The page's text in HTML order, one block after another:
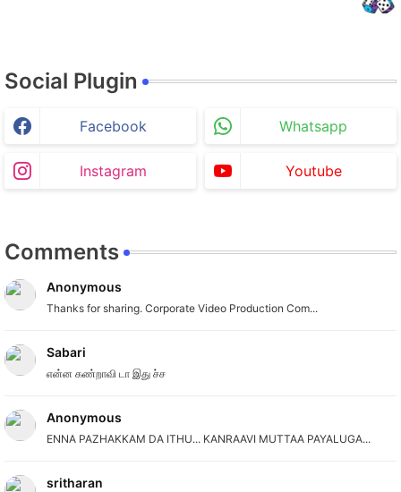
Social Plugin
Facebook Whatsapp
Instagram Youtube
Comments
Anonymous
Thanks for sharing. Corporate Video Production Com...
Sabari
என்ன கண்றாவி டா இது ச்ச
Anonymous
ENNA PAZHAKKAM DA ITHU... KANRAAVI MUTTAA PAYALUGA...
sritharan